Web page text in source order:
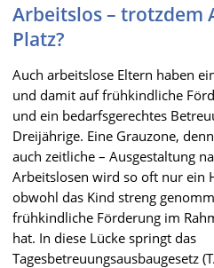
Arbeitslos – trotzdem
Platz?
Auch arbeitslose Eltern haben
und damit auf frühkindliche
und ein bedarfsgerechtes
Dreijährige. Eine Grauzone,
auch zeitliche – Ausgestaltung
Arbeitslosen wird so oft nur ein
obwohl das Kind streng
frühkindliche Förderung im
hat. In diese Lücke springt das
Tagesbetreuungsausbaugesetz